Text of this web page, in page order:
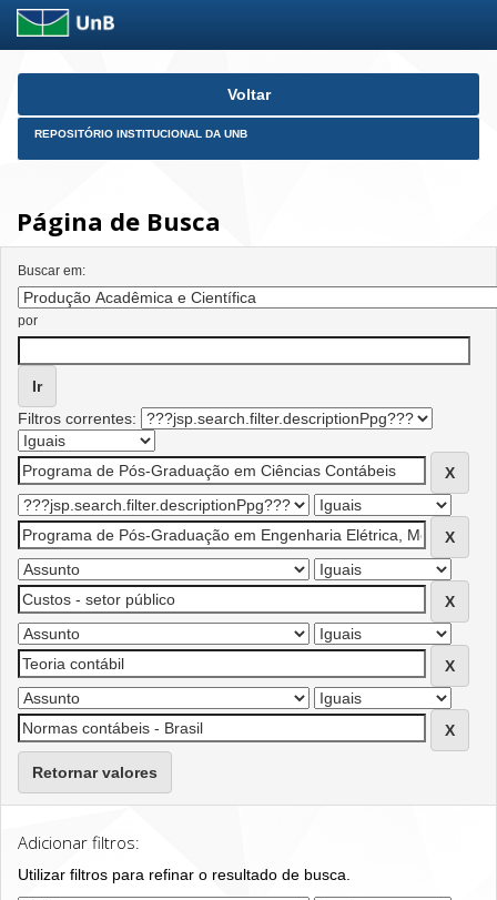
Skip
Voltar
REPOSITÓRIO INSTITUCIONAL DA UNB
Página de Busca
Buscar em:
por
Filtros correntes:
Retornar valores
Adicionar filtros:
Utilizar filtros para refinar o resultado de busca.